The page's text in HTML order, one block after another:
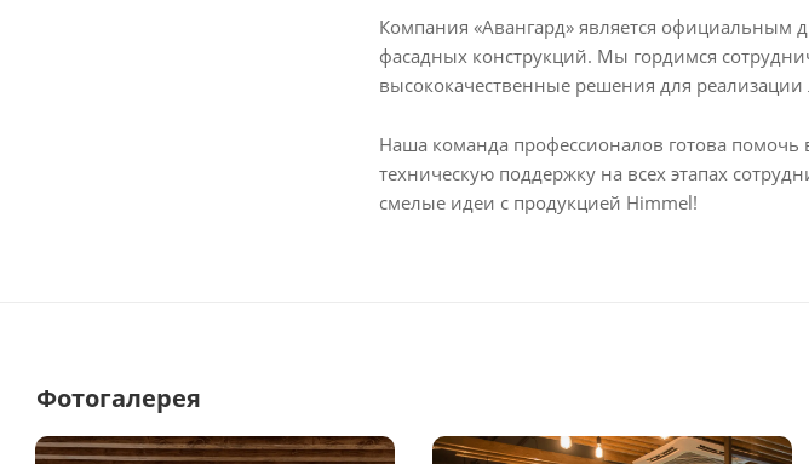
Компания «Авангард» является официальным
фасадных конструкций. Мы гордимся
высококачественные решения для
Наша команда профессионалов готова
техническую поддержку на всех этапах
смелые идеи с продукцией Himmel!
Фотогалерея